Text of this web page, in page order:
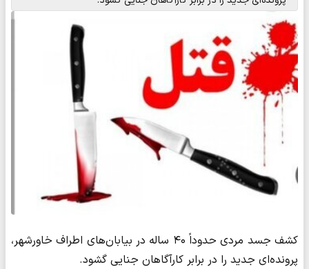
کشف جسد مردی حدوداً ۴۰ ساله در بیابان‌های اطراف خاورشهر،
پرونده‌ای جدید را در برابر کارآگاهان جنایی گشود.